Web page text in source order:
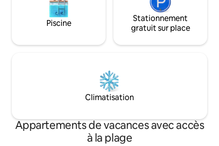
Piscine
Stationnement
gratuit sur place
Climatisation
Appartements de vacances avec accès
à la plage